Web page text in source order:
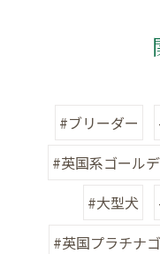
#ブリーダー
#英国系ゴール
#大型犬
#英国プラチナ